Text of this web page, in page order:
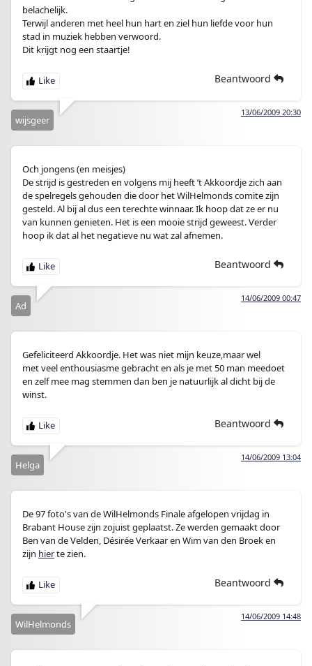
belachelijk.
Terwijl anderen met heel hun hart en ziel hun liefde voor hun
stad in muziek hebben verwoord.
Dit krijgt nog een staartje!
Beantwoord
13/06/2009 20:30
wijsgeer
Och jongens (en meisjes)
De strijd is gestreden en volgens mij heeft ’t Akkoordje zich aan
de spelregels gehouden die door het WilHelmonds comite zijn
gesteld. Al bij al dus een terechte winnaar. Ik hoop dat ze er nu
van kunnen genieten. Het is een mooie strijd geweest. Verder
hoop ik dat al het negatieve nu wat zal afnemen.
Beantwoord
14/06/2009 00:47
Ad
Gefeliciteerd Akkoordje. Het was niet mijn keuze,maar wel
met veel enthousiasme gebracht en als je met 50 man meedoet
en zelf mee mag stemmen dan ben je natuurlijk al dicht bij de
winst.
Beantwoord
14/06/2009 13:04
Helga
De 97 foto's van de WilHelmonds Finale afgelopen vrijdag in
Brabant House zijn zojuist geplaatst. Ze werden gemaakt door
Ben van de Velden, Désirée Verkaar en Wim van den Broek en
zijn hierte zien.
Beantwoord
14/06/2009 14:48
WilHelmonds